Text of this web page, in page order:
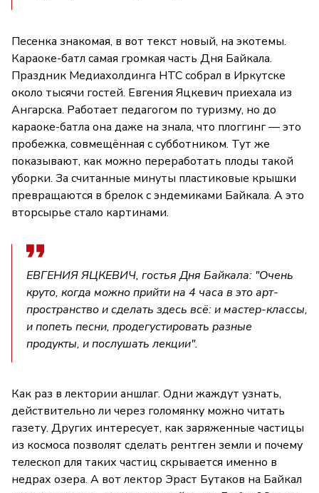
Песенка знакомая, в вот текст новый, на экотемы.
Караоке-батл самая громкая часть Дня Байкала.
Праздник Медиахолдинга НТС собрал в Иркутске
около тысячи гостей. Евгения Яцкевич приехала из
Ангарска. Работает педагогом по туризму, но до
караоке-батла она даже на знала, что плоггинг — это
пробежка, совмещённая с субботником. Тут же
показывают, как можно переработать плоды такой
уборки. За считанные минуты пластиковые крышки
превращаются в брелок с эндемиками Байкала. А это
вторсырье стало картинами.
ЕВГЕНИЯ ЯЦКЕВИЧ, гостья Дня Байкала: "Очень
круто, когда можно прийти на 4 часа в это арт-
пространство и сделать здесь всё: и мастер-классы,
и попеть песни, продегустировать разные
продукты, и послушать лекции".
Как раз в лектории аншлаг. Одни жаждут узнать,
действительно ли через голомянку можно читать
газету. Других интересует, как заряженные частицы
из космоса позволят сделать рентген земли и почему
телескоп для таких частиц скрывается именно в
недрах озера. А вот лектор Эраст Бутаков на Байкал